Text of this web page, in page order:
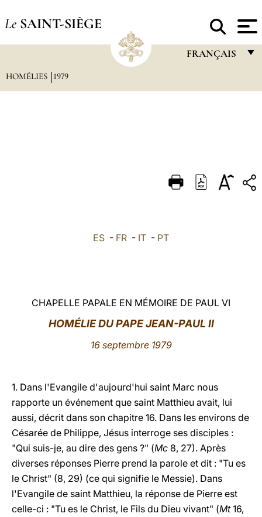
Le SAINT-SIÈGE
FRANÇAIS
DEUTSCH
HOMÉLIES 1979
ES - FR - IT - PT
CHAPELLE PAPALE EN MÉMOIRE DE PAUL VI
HOMÉLIE DU PAPE JEAN-PAUL II
16 septembre 1979
1. Dans l'Evangile d'aujourd'hui saint Marc nous
rapporte un événement que saint Matthieu avait, lui
aussi, décrit dans son chapitre 16. Dans les environs de
Césarée de Philippe, Jésus interroge ses disciples :
"Qui suis-je, au dire des gens ?" (Mc 8, 27). Après
diverses réponses Pierre prend la parole et dit : "Tu es
le Christ" (8, 29) (ce qui signifie le Messie). Dans
l'Evangile de saint Matthieu, la réponse de Pierre est
celle-ci : "Tu es le Christ, le Fils du Dieu vivant" (Mt16,